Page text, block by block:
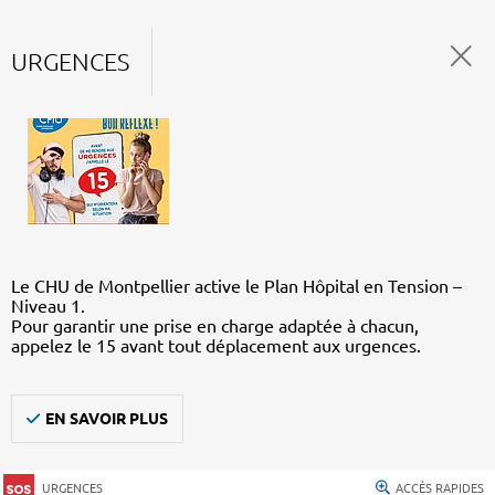
URGENCES
Le CHU de Montpellier active le Plan Hôpital en Tension –
Niveau 1.
Pour garantir une prise en charge adaptée à chacun,
appelez le 15 avant tout déplacement aux urgences.
EN SAVOIR PLUS
URGENCES ACCÈS RAPIDES